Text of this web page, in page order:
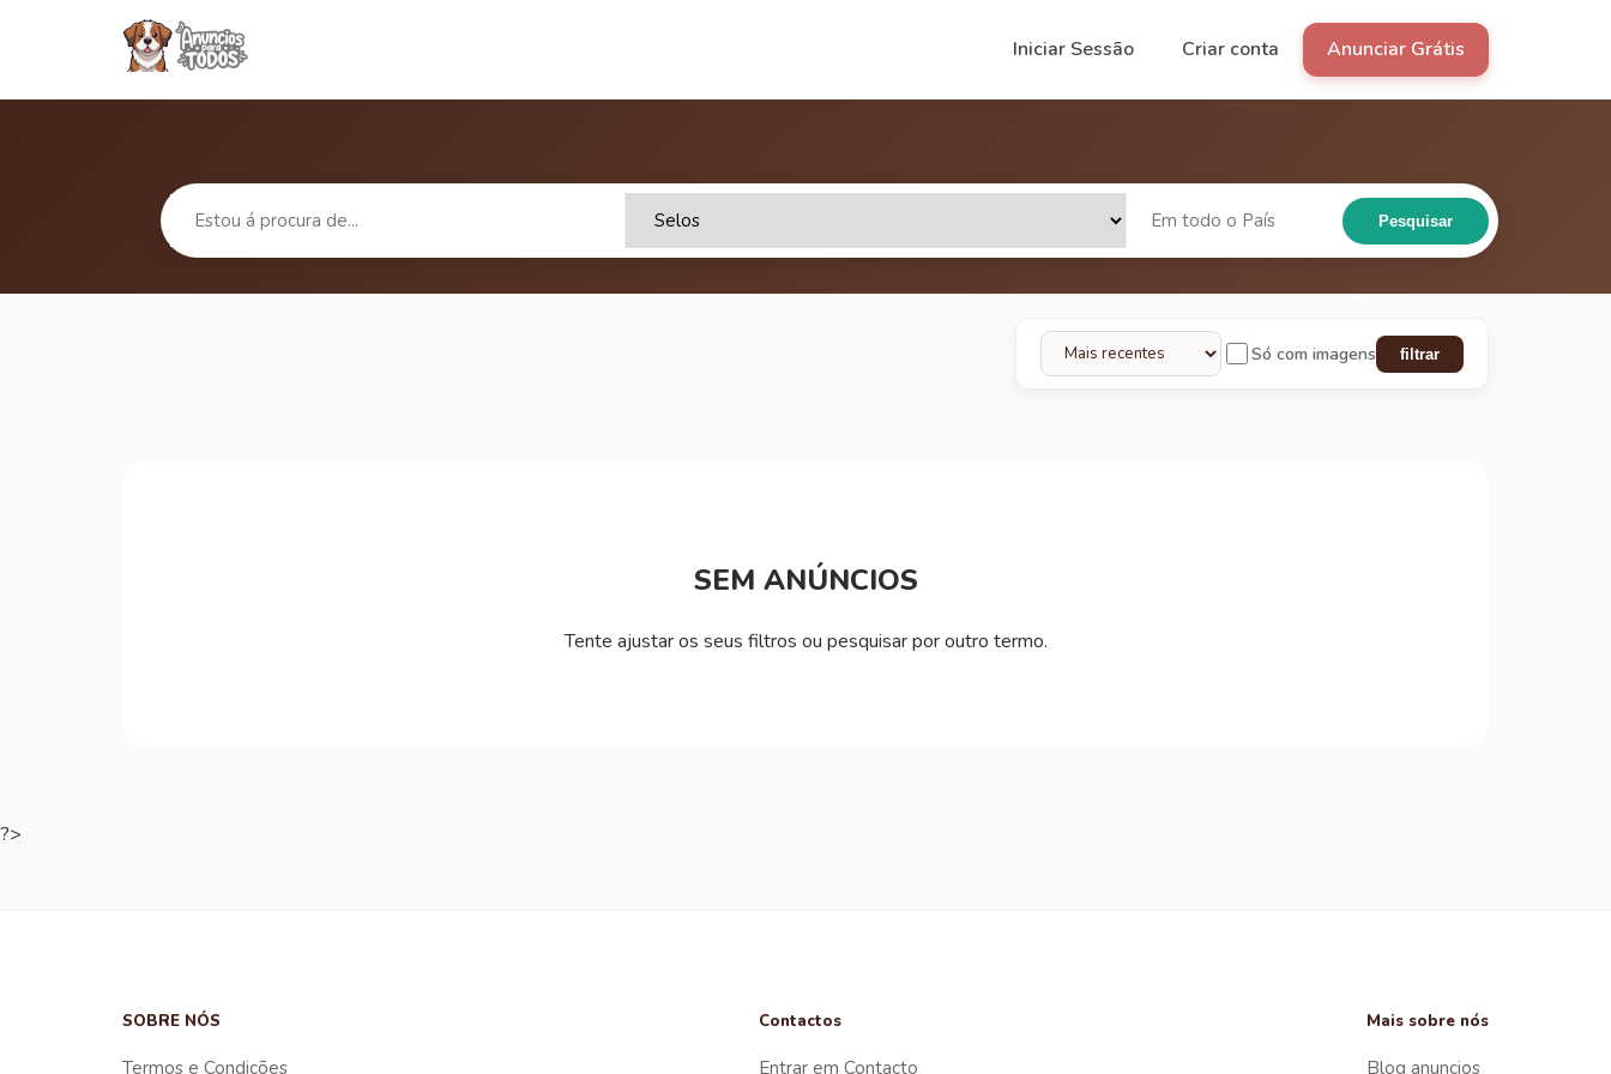
Iniciar Sessão Criar conta Anunciar Grátis
Pesquisar
Só com imagens filtrar
SEM ANÚNCIOS
Tente ajustar os seus filtros ou pesquisar por outro termo.
?>
SOBRE NÓS
Termos e Condições
Contactos
Entrar em Contacto
Mais sobre nós
Blog anuncios